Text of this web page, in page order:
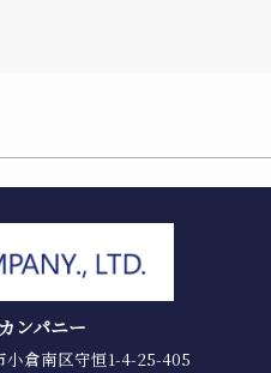
ンパニー
小倉南区守恒1-4-25-405